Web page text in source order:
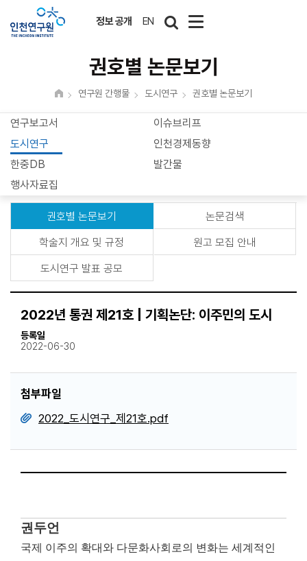
정보 공개 EN
권호별 논문보기
연구원 간행물 도시연구 권호별 논문보기
연구보고서
이슈브리프
도시연구
인천경제동향
한중DB
발간물
행사자료집
권호별 논문보기
논문검색
학술지 개요 및 규정
원고 모집 안내
도시연구 발표 공모
2022년 통권 제21호 | 기획논단: 이주민의 도시
등록일
2022-06-30
첨부파일
2022_도시연구_제21호.pdf
권두언
국제 이주의 확대와 다문화사회로의 변화는 세계적인